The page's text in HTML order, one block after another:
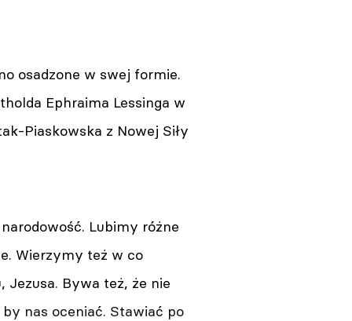
osadzone w swej formie.
Ephraima Lessinga w
Piaskowska z Nowej Siły
Lubimy różne
Wierzymy też w co
Jezusa. Bywa też, że nie
nas oceniać. Stawiać po